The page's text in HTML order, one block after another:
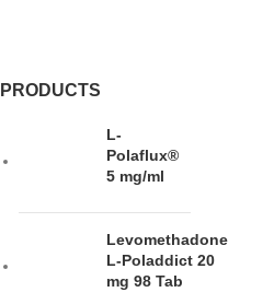
PRODUCTS
L-
Polaflux®
5 mg/ml
Levomethadone
L-Poladdict 20
mg 98 Tab